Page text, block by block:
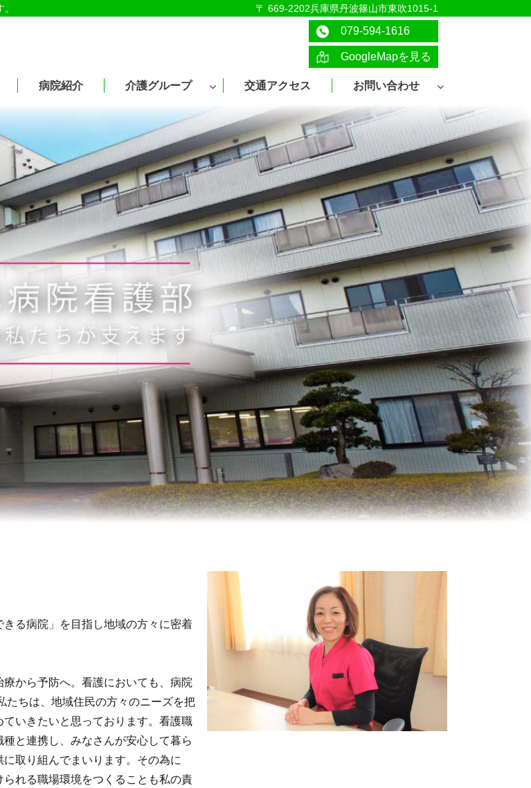
〒 669-2202兵庫県丹波篠山市東吹1015-1
079-594-1616
GoogleMapを見る
病院紹介 介護グループ 交通アクセス お問い合わせ
る病院」を目指し地域の方々に密着
から予防へ。看護においても、病院
たちは、地域住民の方々のニーズを把
いきたいと思っております。看護職
と連携し、みなさんが安心して暮ら
取り組んでまいります。その為に
れる職場環境をつくることも私の責